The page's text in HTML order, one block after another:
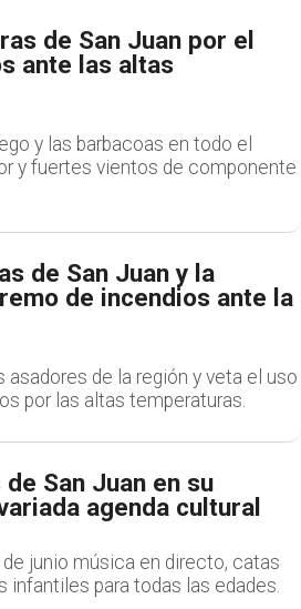
de San Juan por el
ante las altas
y las barbacoas en todo el
y fuertes vientos de componente
de San Juan y la
de incendios ante la
de la región y veta el uso
por las altas temperaturas.
San Juan en su
agenda cultural
junio música en directo, catas
infantiles para todas las edades.